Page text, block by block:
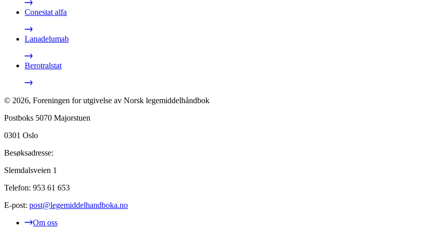
Conestat alfa
Lanadelumab
Berotralstat
© 2026, Foreningen for utgivelse av Norsk legemiddelhåndbok
Postboks 5070 Majorstuen
0301 Oslo
Besøksadresse:
Slemdalsveien 1
Telefon: 953 61 653
E-post: post@legemiddelhandboka.no
Om oss